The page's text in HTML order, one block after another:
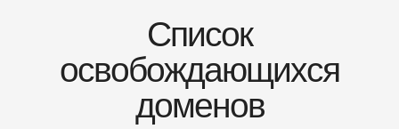
Список
освобождающихся
доменов